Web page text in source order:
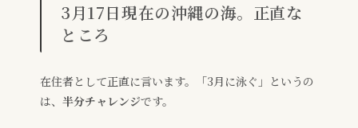
3月17日現在の沖縄の海。正直な
ところ
在住者として正直に言います。「3月に泳ぐ」というの
は、 半分チャレンジです。